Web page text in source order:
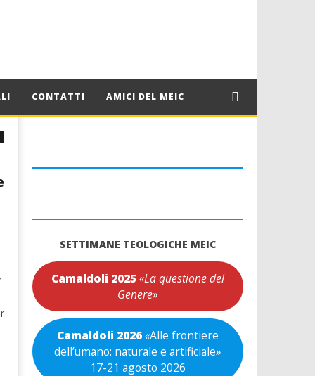
CONTATTI AMICI DEL MEIC
SETTIMANE TEOLOGICHE MEIC
Camaldoli 2025 «La questione del
Genere»
Camaldoli 2026«Alle frontiere
dell’umano: naturale e artificiale»
17-21 agosto 2026